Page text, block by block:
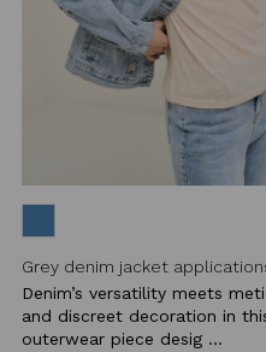
Grey denim jacket
Denim’s versatility meets
and discreet decoration in
outerwear piece desig ...